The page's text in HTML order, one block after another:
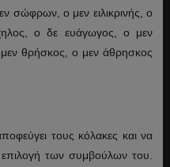
σώφρων, ο μεν ειλικρινής, ο
ο δε ευάγωγος, ο μεν
θρήσκος, ο μεν άθρησκος
τους κόλακες και να
επιλογή των συμβούλων του.